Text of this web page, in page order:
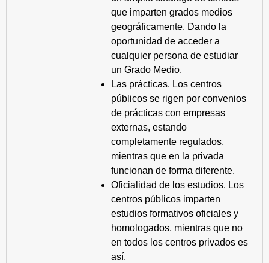
que imparten grados medios
geográficamente. Dando la
oportunidad de acceder a
cualquier persona de estudiar
un Grado Medio.
Las prácticas. Los centros
públicos se rigen por convenios
de prácticas con empresas
externas, estando
completamente regulados,
mientras que en la privada
funcionan de forma diferente.
Oficialidad de los estudios. Los
centros públicos imparten
estudios formativos oficiales y
homologados, mientras que no
en todos los centros privados es
así.